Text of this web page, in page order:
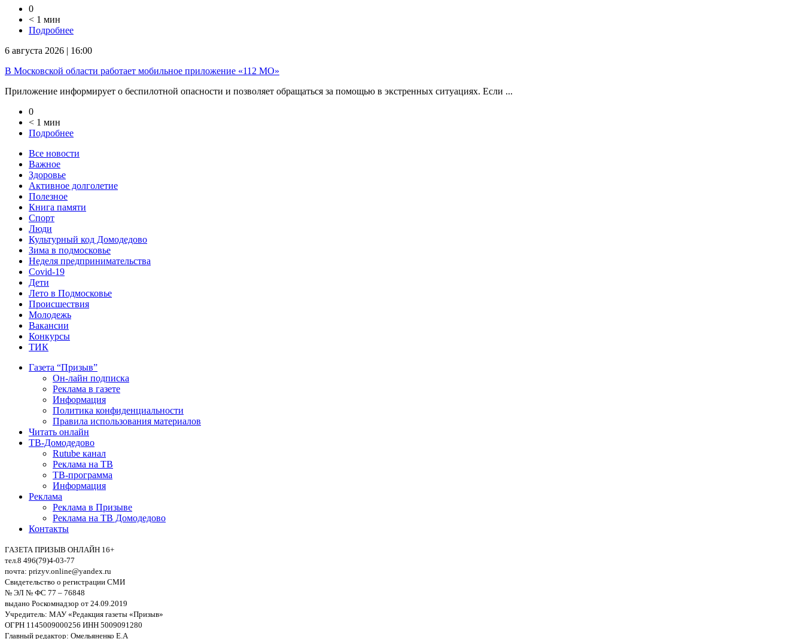
0
< 1 мин
Подробнее
6 августа 2026 | 16:00
В Московской области работает мобильное приложение «112 МО»
Приложение информирует о беспилотной опасности и позволяет обращаться за помощью в экстренных ситуациях. Если ...
0
< 1 мин
Подробнее
Все новости
Важное
Здоровье
Активное долголетие
Полезное
Книга памяти
Спорт
Люди
Культурный код Домодедово
Зима в подмосковье
Неделя предпринимательства
Covid-19
Дети
Лето в Подмосковье
Происшествия
Молодежь
Вакансии
Конкурсы
ТИК
Газета “Призыв”
Он-лайн подписка
Реклама в газете
Информация
Политика конфиденциальности
Правила использования материалов
Читать онлайн
ТВ-Домодедово
Rutube канал
Реклама на ТВ
ТВ-программа
Информация
Реклама
Реклама в Призыве
Реклама на ТВ Домодедово
Контакты
ГАЗЕТА ПРИЗЫВ ОНЛАЙН 16+
тел.8 496(79)4-03-77
почта: prizyv.online@yandex.ru
Свидетельство о регистрации СМИ
№ ЭЛ № ФС 77 – 76848
выдано Роскомнадзор от 24.09.2019
Учредитель: МАУ «Редакция газеты «Призыв»
ОГРН 1145009000256 ИНН 5009091280
Главный редактор: Омельяненко Е.А